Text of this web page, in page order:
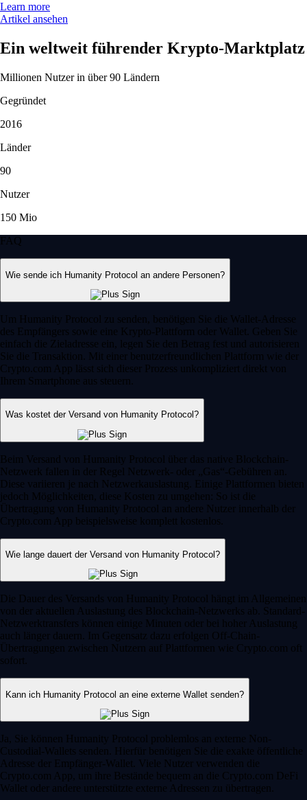
Learn more
Artikel ansehen
Ein weltweit führender Krypto-Marktplatz
Millionen Nutzer in über 90 Ländern
Gegründet
2016
Länder
90
Nutzer
150 Mio
FAQ
Wie sende ich Humanity Protocol an andere Personen?
Um Humanity Protocol zu senden, benötigen Sie die Wallet-Adresse
des Empfängers sowie eine Krypto-Plattform oder Wallet. Geben Sie
einfach die Zieladresse ein, legen Sie den Betrag fest und autorisieren
Sie die Transaktion. Mit einer benutzerfreundlichen Plattform wie der
Crypto.com App lässt sich dieser Prozess unkompliziert direkt von
Ihrem Smartphone aus steuern.
Was kostet der Versand von Humanity Protocol?
Beim Versand von Humanity Protocol über das native Blockchain-
Netzwerk fallen in der Regel Netzwerk- oder „Gas“-Gebühren an.
Diese variieren je nach Netzwerkauslastung. Einige Plattformen bieten
jedoch Möglichkeiten, diese Kosten zu umgehen: So ist die
Übertragung von Humanity Protocol an andere Nutzer innerhalb der
Crypto.com App beispielsweise komplett kostenlos.
Wie lange dauert der Versand von Humanity Protocol?
Die Dauer des Versands von Humanity Protocol hängt im Allgemeinen
von der aktuellen Auslastung des Blockchain-Netzwerks ab. Standard-
Netzwerktransfers können einige Minuten oder bei hoher Auslastung
auch länger dauern. Im Gegensatz dazu erfolgen Off-Chain-
Übertragungen zwischen Nutzern auf Plattformen wie Crypto.com oft
sofort.
Kann ich Humanity Protocol an eine externe Wallet senden?
Ja, Sie können Humanity Protocol problemlos an externe Non-
Custodial-Wallets senden. Hierfür benötigen Sie die exakte öffentliche
Adresse der Empfänger-Wallet. Viele Nutzer verwenden die
Crypto.com App, um ihre Bestände bequem an die Crypto.com DeFi
Wallet oder andere unterstützte externe Adressen zu übertragen.